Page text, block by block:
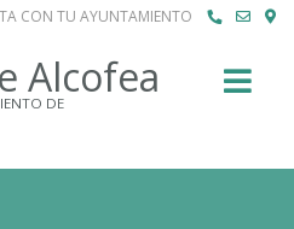
CON TU AYUNTAMIENTO
Alcofea
DE